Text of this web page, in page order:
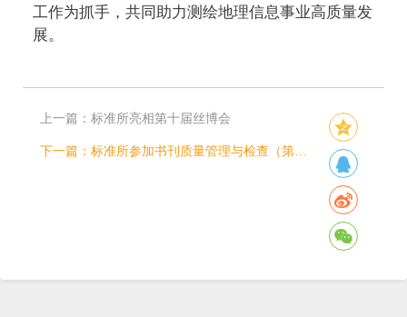
工作为抓手，共同助力测绘地理信息事业高质量发
展。
上一篇： 标准所亮相第十届丝博会
下一篇： 标准所参加书刊质量管理与检查（第一期）培训班